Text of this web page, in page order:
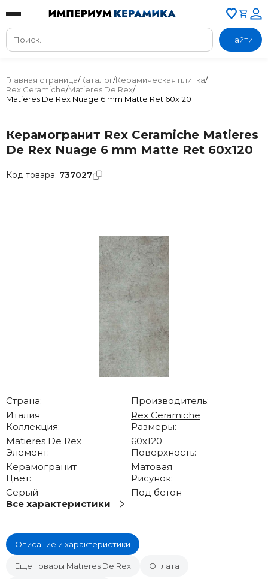
Найти
Главная страница/Каталог/Керамическая плитка/
Rex Ceramiche/Matieres De Rex/
Matieres De Rex Nuage 6 mm Matte Ret 60x120
Керамогранит Rex Ceramiche Matieres
De Rex Nuage 6 mm Matte Ret 60x120
Страна:
Италия
Производитель:
Rex Ceramiche
Коллекция:
Matieres De Rex
Размеры:
60x120
Элемент:
Керамогранит
Поверхность:
Матовая
Цвет:
Серый
Рисунок:
Под бетон
Все характеристики
Описание и характеристики
Еще товары Matieres De Rex Оплата
Код товара: 737027